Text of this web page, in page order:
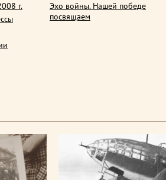
г.
Эхо войны. Нашей победе
посвящаем